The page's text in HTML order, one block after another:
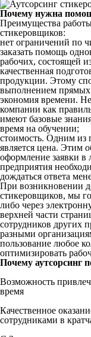
Почему нужна
Преимущества
стикеровщиков:
нет ограничений по
заказать помощь
рабочих, состоящей
качественная
продукции. Этому
выполнением прямых
экономия времени.
компании как
имеют базовые
время на обучении;
стоимость. Одним из
является цена. Этим
оформление заявки в
предприятия
дождаться ответа
При возникновении
стикеровщиков, мы
либо через
верхней части
сотрудников других
разными
пользование любое
оптимизировать
Почему аутсорсинг
Возможность
время
Качественное
сотрудниками в